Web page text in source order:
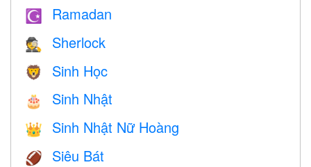
☪️ Ramadan
🕵️ Sherlock
🦁 Sinh Học
🎂 Sinh Nhật
👑 Sinh Nhật Nữ Hoàng
🏈 Siêu Bát